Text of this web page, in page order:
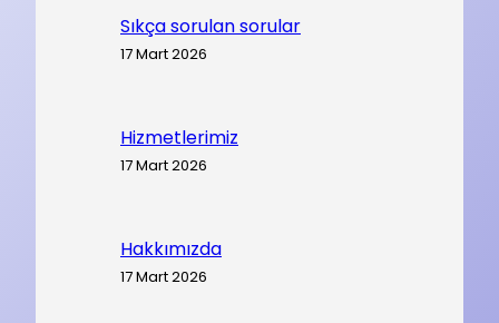
Sıkça sorulan sorular
17 Mart 2026
Hizmetlerimiz
17 Mart 2026
Hakkımızda
17 Mart 2026